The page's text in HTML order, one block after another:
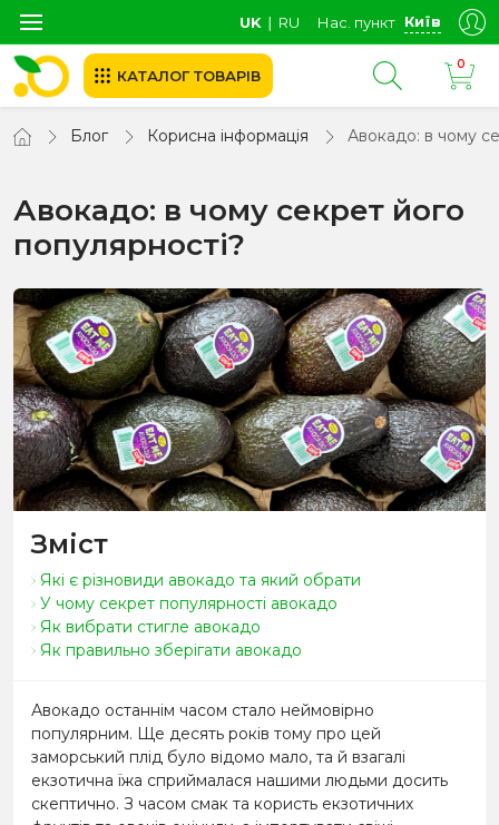
UK ∣ RU Нас. пункт Київ
КАТАЛОГ ТОВАРІВ
0
Блог Корисна інформація Авокадо: в чому
Авокадо: в чому секрет його
популярності?
Зміст
Які є різновиди авокадо та який обрати
У чому секрет популярності авокадо
Як вибрати стигле авокадо
Як правильно зберігати авокадо
Авокадо останнім часом стало неймовірно
популярним. Ще десять років тому про цей
заморський плід було відомо мало, та й взагалі
екзотична їжа сприймалася нашими людьми досить
скептично. З часом смак та користь екзотичних